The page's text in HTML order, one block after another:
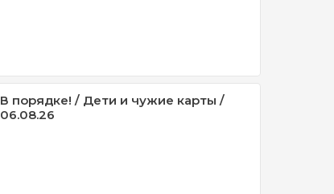
В порядке! / Дети и чужие карты /
06.08.26